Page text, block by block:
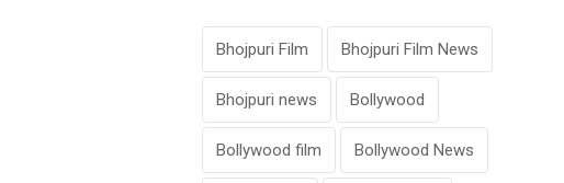
Bhojpuri Film Bhojpuri Film News
Bhojpuri news Bollywood
Bollywood film Bollywood News